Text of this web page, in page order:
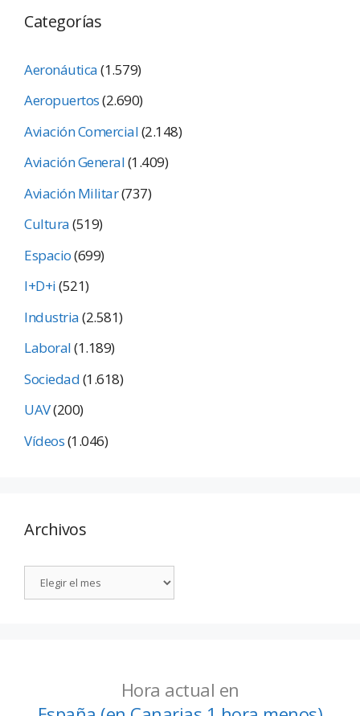
Categorías
Aeronáutica(1.579)
Aeropuertos(2.690)
Aviación Comercial(2.148)
Aviación General(1.409)
Aviación Militar(737)
Cultura(519)
Espacio(699)
I+D+i(521)
Industria(2.581)
Laboral(1.189)
Sociedad(1.618)
UAV(200)
Vídeos(1.046)
Archivos
Hora actual en